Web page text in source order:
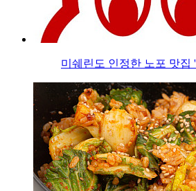
미쉐린도 인정한 노포 맛집